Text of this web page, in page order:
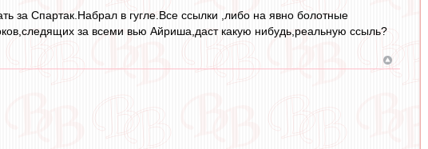
за Спартак.Набрал в гугле.Все ссылки ,либо на явно болотные
за всеми вью Айриша,даст какую нибудь,реальную ссыль?